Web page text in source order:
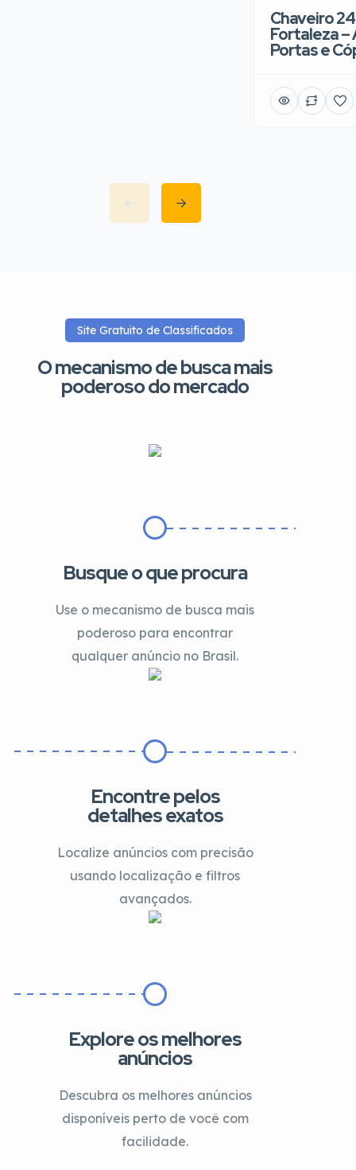
Chaveiro
Fortaleza
Portas e
Site Gratuito de Classificados
O mecanismo de busca mais
poderoso do mercado
Busque o que procura
Use o mecanismo de busca mais
poderoso para encontrar
qualquer anúncio no Brasil.
Encontre pelos
detalhes exatos
Localize anúncios com precisão
usando localização e filtros
avançados.
Explore os melhores
anúncios
Descubra os melhores anúncios
disponíveis perto de você com
facilidade.